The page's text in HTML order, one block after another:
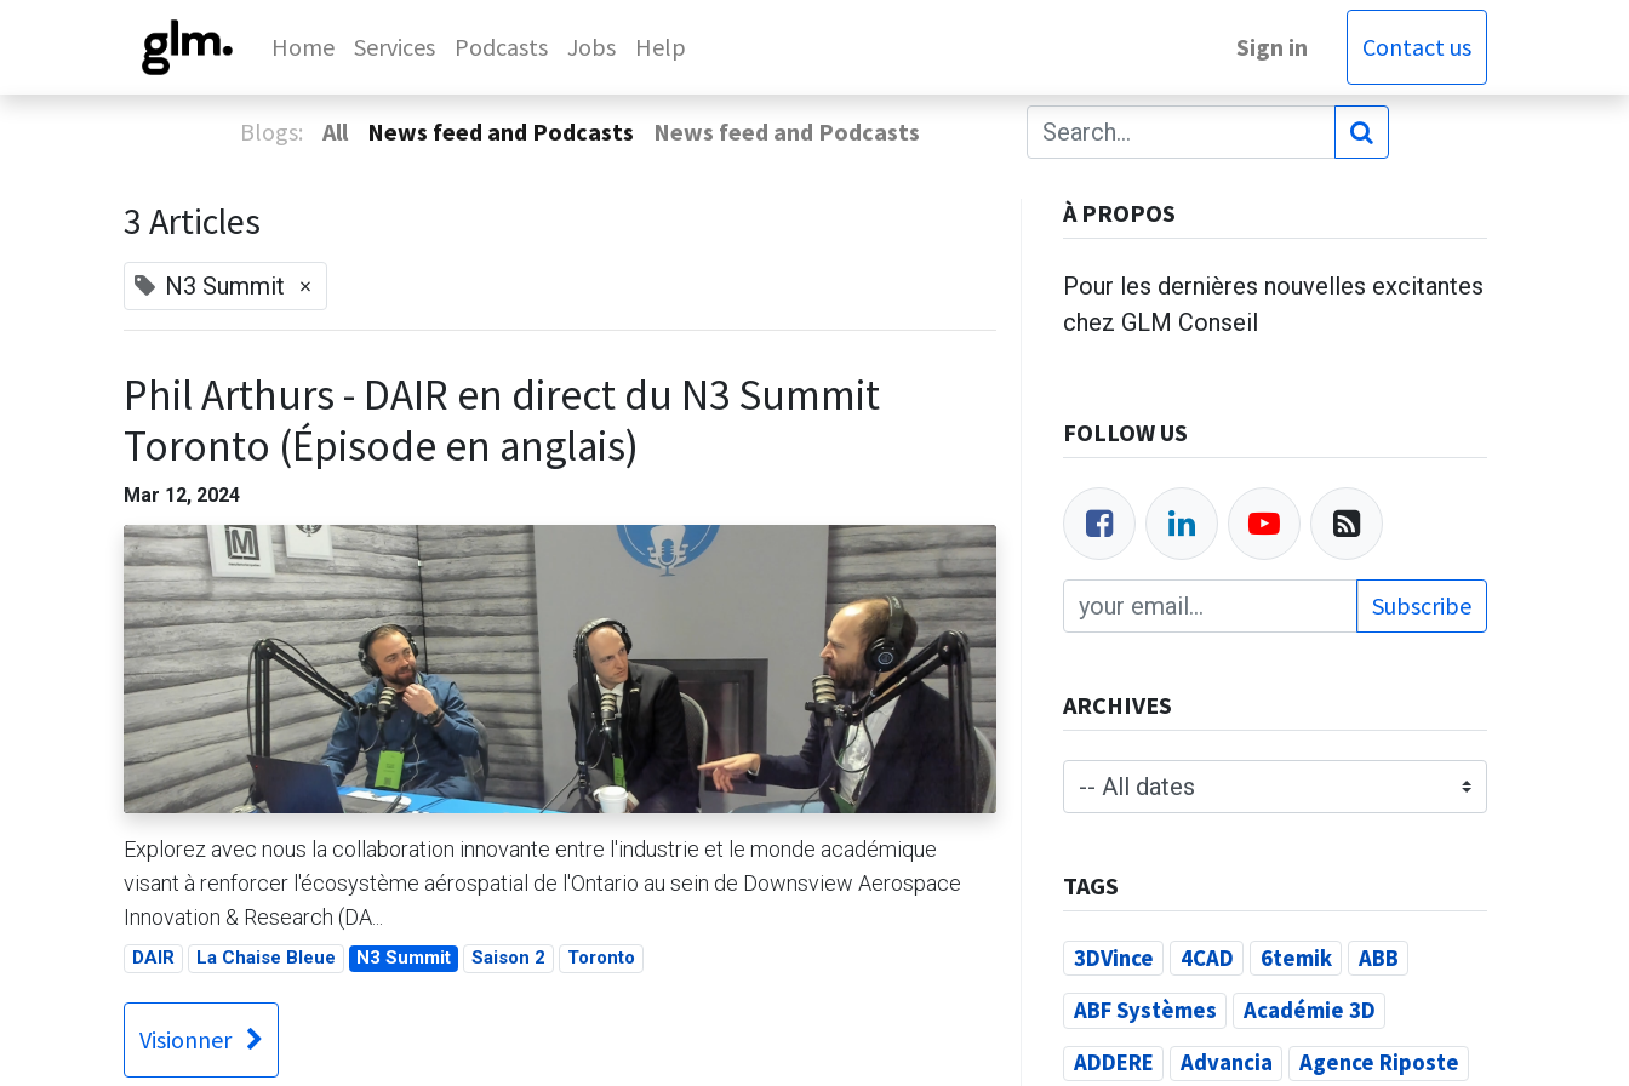
Home Services Podcasts Jobs Help Sign in Contact us
Blogs: All News feed and Podcasts News feed and Podcasts
3 Articles
N3 Summit ×
Phil Arthurs - DAIR en direct du N3 Summit
Toronto (Épisode en anglais)
Mar 12, 2024
Explorez avec nous la collaboration innovante entre l'industrie et le monde académique
visant à renforcer l'écosystème aérospatial de l'Ontario au sein de Downsview Aerospace
Innovation & Research (DA...
DAIR La Chaise Bleue N3 Summit Saison 2 Toronto
Visionner
À PROPOS
Pour les dernières nouvelles excitantes
chez GLM Conseil
FOLLOW US
Subscribe
ARCHIVES
TAGS
3DVince 4CAD 6temik
ABB
ABF Systèmes
Académie 3D
ADDERE
Advancia Agence Riposte